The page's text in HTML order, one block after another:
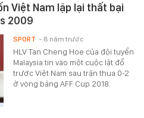
Việt Nam lặp lại thất bại
2009
HLV Tan Cheng Hoe của đội tuyển
Malaysia tin vào một cuộc lật đổ
trước Việt Nam sau trận thua 0-2
ở vòng bảng AFF Cup 2018.
SPORT - 8 năm trước